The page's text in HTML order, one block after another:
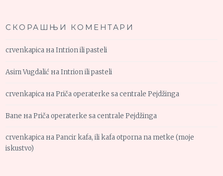
СКОРАШЊИ КОМЕНТАРИ
crvenkapica наIntrion ili pasteli
Asim Vugdalić наIntrion ili pasteli
crvenkapica наPriča operaterke sa centrale Pejdžinga
Bane наPriča operaterke sa centrale Pejdžinga
crvenkapica наPancir kafa, ili kafa otporna na metke (moje
iskustvo)